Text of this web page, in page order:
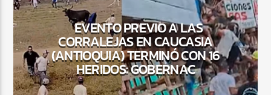
CURRENT SHOW
BALADAS Y VALLENATO
2:00 PM 5:00 PM
EVENTO PREVIO A LAS
CORRALEJAS EN CAUCASIA
(ANTIOQUIA) TERMINÓ CON 16
HERIDOS: GOBERNAC